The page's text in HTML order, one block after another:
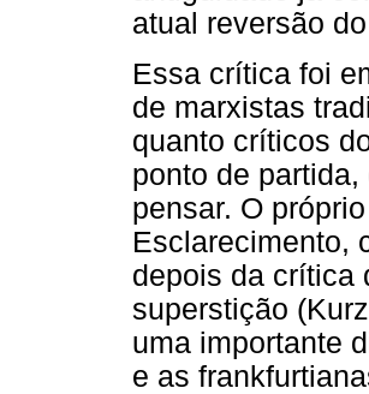
atual reversão
Essa crítica foi
de marxistas
quanto críticos
ponto de
pensar. O
Esclarecimento,
depois da crítica
superstição
uma importante
e as